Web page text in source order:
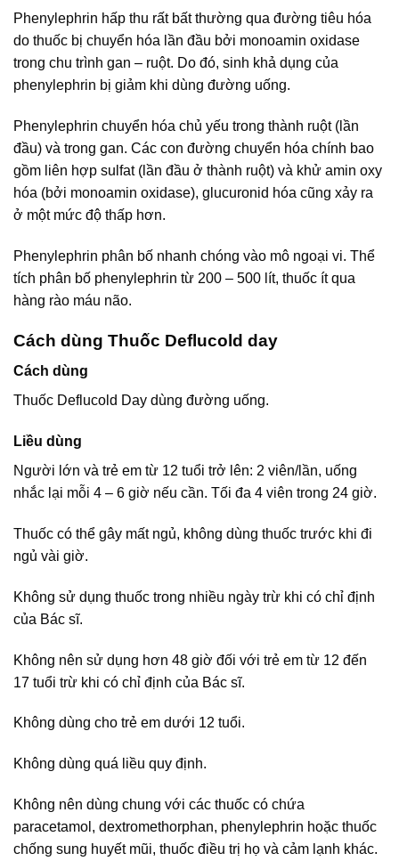
Phenylephrin hấp thu rất bất thường qua đường tiêu hóa
do thuốc bị chuyển hóa lần đầu bởi monoamin oxidase
trong chu trình gan – ruột. Do đó, sinh khả dụng của
phenylephrin bị giảm khi dùng đường uống.
Phenylephrin chuyển hóa chủ yếu trong thành ruột (lần
đầu) và trong gan. Các con đường chuyển hóa chính bao
gồm liên hợp sulfat (lần đầu ở thành ruột) và khử amin oxy
hóa (bởi monoamin oxidase), glucuronid hóa cũng xảy ra
ở một mức độ thấp hơn.
Phenylephrin phân bố nhanh chóng vào mô ngoại vi. Thể
tích phân bố phenylephrin từ 200 – 500 lít, thuốc ít qua
hàng rào máu não.
Cách dùng Thuốc Deflucold day
Cách dùng
Thuốc Deflucold Day dùng đường uống.
Liều dùng
Người lớn và trẻ em từ 12 tuổi trở lên: 2 viên/lần, uống
nhắc lại mỗi 4 – 6 giờ nếu cần. Tối đa 4 viên trong 24 giờ.
Thuốc có thể gây mất ngủ, không dùng thuốc trước khi đi
ngủ vài giờ.
Không sử dụng thuốc trong nhiều ngày trừ khi có chỉ định
của Bác sĩ.
Không nên sử dụng hơn 48 giờ đối với trẻ em từ 12 đến
17 tuổi trừ khi có chỉ định của Bác sĩ.
Không dùng cho trẻ em dưới 12 tuổi.
Không dùng quá liều quy định.
Không nên dùng chung với các thuốc có chứa
paracetamol, dextromethorphan, phenylephrin hoặc thuốc
chống sung huyết mũi, thuốc điều trị họ và cảm lạnh khác.